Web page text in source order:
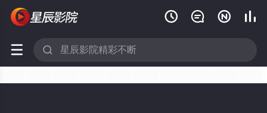
   
 